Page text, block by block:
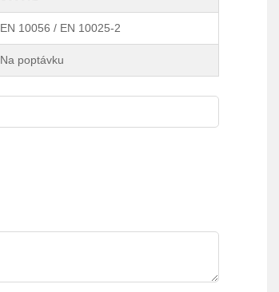
EN 10056 / EN 10025-2
Na poptávku